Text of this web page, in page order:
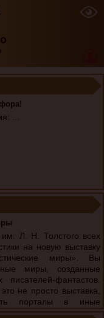
...
Л. Н. Толстого всех
на новую выставку
миры». Вы
миры, созданные
писателей-фантастов.
не просто выставка,
порталы в иные
обыденного